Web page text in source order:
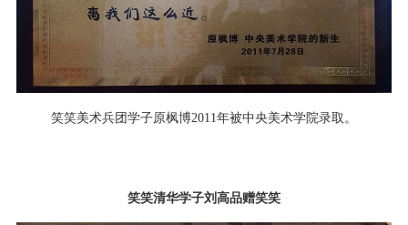
笑笑美术兵团学子原枫博2011年被中央美术学院录取。
笑笑清华学子刘高品赠笑笑